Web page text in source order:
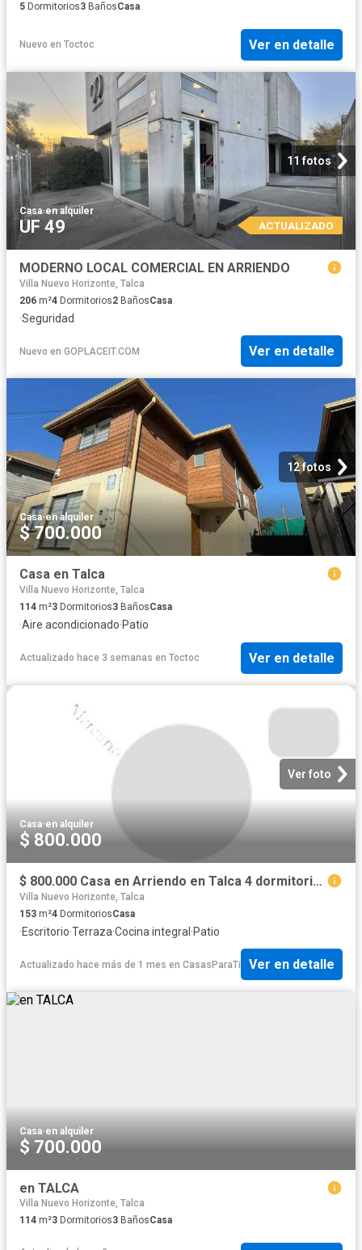
5 Dormitorios3 BañosCasa
Nuevo en Toctoc Ver en detalle
11 fotos
Casa·en alquiler
UF 49 ACTUALIZADO
MODERNO LOCAL COMERCIAL EN ARRIENDO
Villa Nuevo Horizonte, Talca
206 m²4 Dormitorios2 BañosCasa
·Seguridad
Nuevo en GOPLACEIT.COM Ver en detalle
12 fotos
Casa·en alquiler
$ 700.000
Casa en Talca
Villa Nuevo Horizonte, Talca
114 m²3 Dormitorios3 BañosCasa
·Aire acondicionado·Patio
Actualizado hace 3 semanas en Toctoc Ver en detalle
Ver foto
Casa·en alquiler
$ 800.000
$ 800.000 Casa en Arriendo en Talca 4 dormitorios 3 baños / Kutt Property
Villa Nuevo Horizonte, Talca
153 m²4 DormitoriosCasa
·Escritorio·Terraza·Cocina integral ·Patio
Actualizado hace más de 1 mes en CasasParaTi Ver en detalle
Casa·en alquiler
$ 700.000
en TALCA
Villa Nuevo Horizonte, Talca
114 m²3 Dormitorios3 BañosCasa